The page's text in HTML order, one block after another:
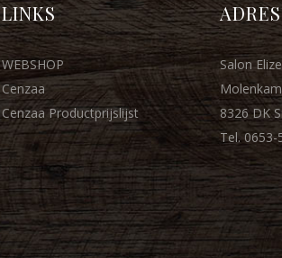
LINKS
WEBSHOP
Cenzaa
Cenzaa Productprijslijst
ADRES
Salon Elize
8326 DK
Tel. 0653-